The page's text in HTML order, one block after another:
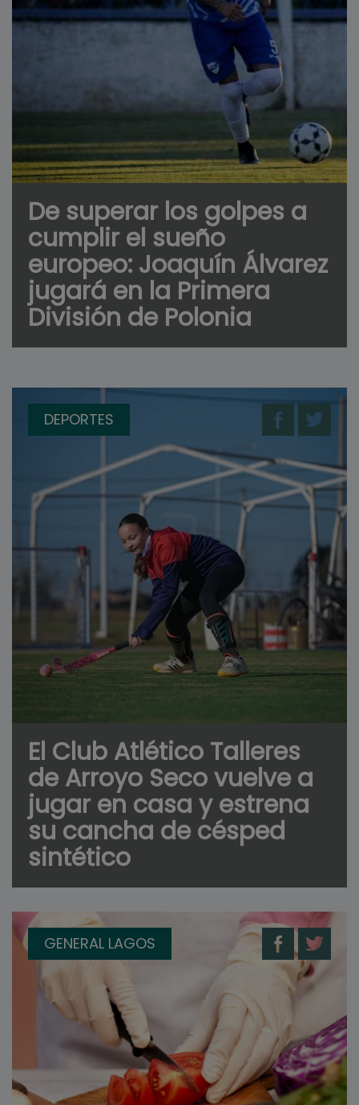
De superar los golpes a
cumplir el sueño
europeo: Joaquín Álvarez
jugará en la Primera
División de Polonia
DEPORTES
El Club Atlético Talleres
de Arroyo Seco vuelve a
jugar en casa y estrena
su cancha de césped
sintético
GENERAL LAGOS